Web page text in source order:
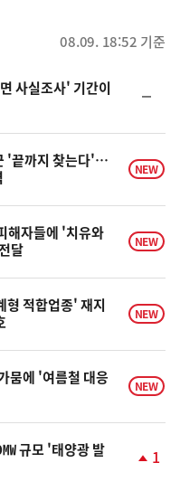
08.09. 18:52 기준
사실조사' 기간이
일
'끝까지 찾는다'…
NEW
해자들에 '치유와
달
NEW
형 적합업종' 재지
NEW
뭄에 '여름철 대응
NEW
규모 '태양광 발
1